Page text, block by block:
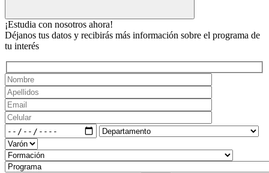
¡Estudia con nosotros ahora!
Déjanos tus datos y recibirás más información sobre el programa de
tu interés